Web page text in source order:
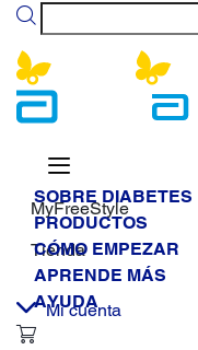
SOBRE DIABETES
PRODUCTOS
CÓMO EMPEZAR
APRENDE MÁS
AYUDA
MyFreeStyle
Tienda
Mi cuenta